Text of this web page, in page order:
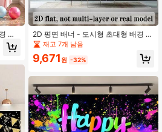
배
, 생
2D 평면 배너 - 도시형 초대형 배경 배
너 - 레트로 세계지도 디자인, 밝은 색
상, 내구성 있는 폴리에스터 원단, 전
원 공급 불필요
재고 7개 남음
9,671 원 -32%